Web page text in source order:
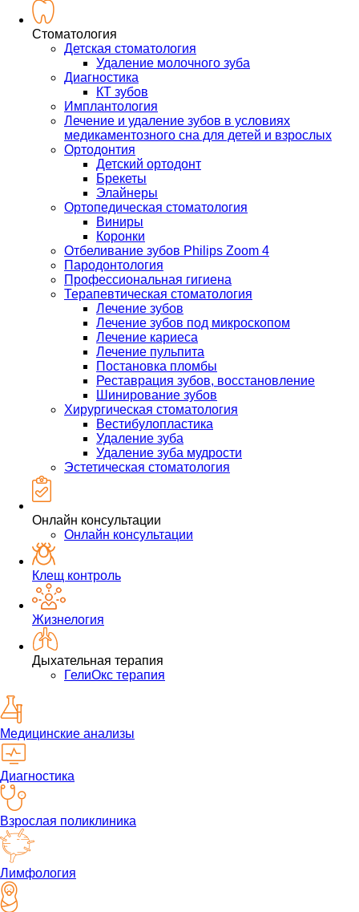
Стоматология
Детская стоматология
Удаление молочного зуба
Диагностика
КТ зубов
Имплантология
Лечение и удаление зубов в условиях
медикаментозного сна для детей и взрослых
Ортодонтия
Детский ортодонт
Брекеты
Элайнеры
Ортопедическая стоматология
Виниры
Коронки
Отбеливание зубов Philips Zoom 4
Пародонтология
Профессиональная гигиена
Терапевтическая стоматология
Лечение зубов
Лечение зубов под микроскопом
Лечение кариеса
Лечение пульпита
Постановка пломбы
Реставрация зубов, восстановление
Шинирование зубов
Хирургическая стоматология
Вестибулопластика
Удаление зуба
Удаление зуба мудрости
Эстетическая стоматология
Онлайн консультации
Онлайн консультации
Клещ контроль
Жизнелогия
Дыхательная терапия
ГелиОкс терапия
Медицинские анализы
Диагностика
Взрослая поликлиника
Лимфология